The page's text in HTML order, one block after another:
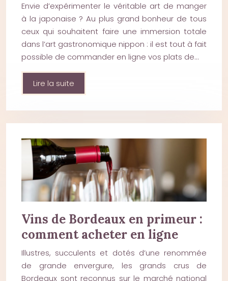
Envie d’expérimenter le véritable art de manger
à la japonaise ? Au plus grand bonheur de tous
ceux qui souhaitent faire une immersion totale
dans l’art gastronomique nippon : il est tout à fait
possible de commander en ligne vos plats de…
Lire la suite
Vins de Bordeaux en primeur :
comment acheter en ligne
Illustres, succulents et dotés d’une renommée
de grande envergure, les grands crus de
Bordeaux sont reconnus sur le marché national